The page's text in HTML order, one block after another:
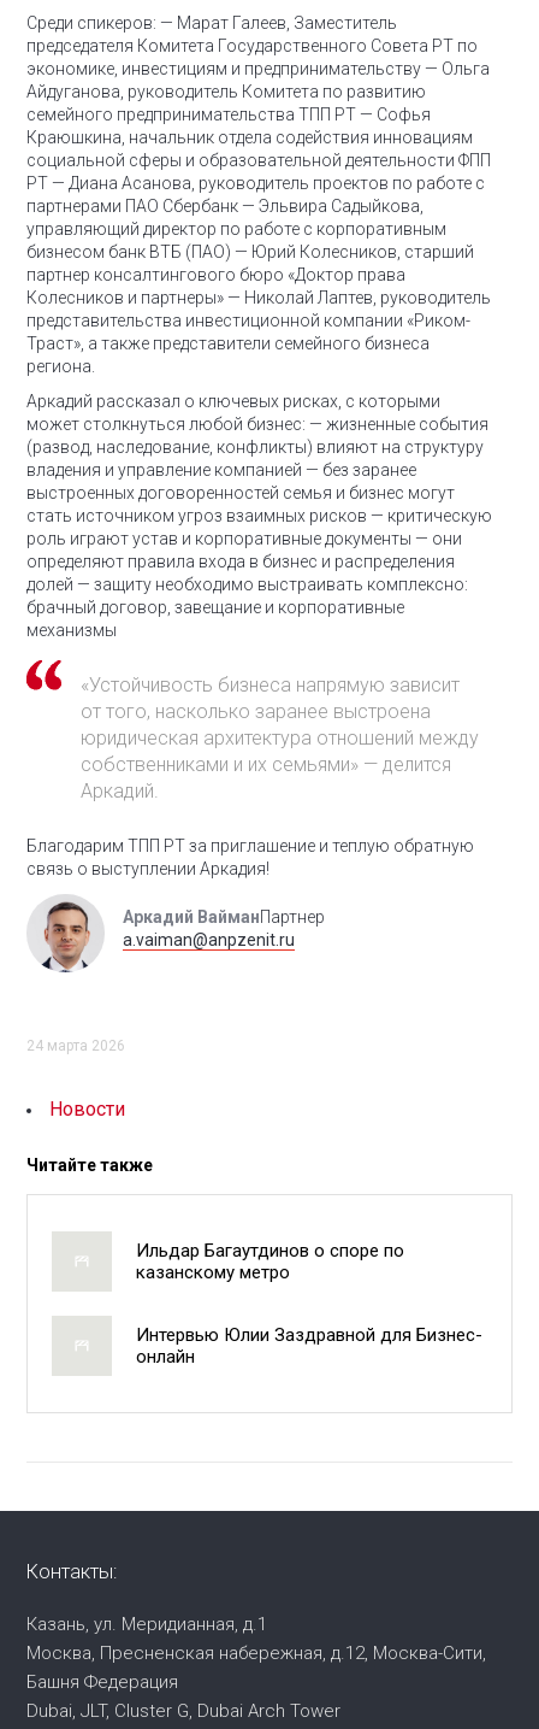
Среди спикеров: — Марат Галеев, Заместитель
председателя Комитета Государственного Совета РТ по
экономике, инвестициям и предпринимательству — Ольга
Айдуганова, руководитель Комитета по развитию
семейного предпринимательства ТПП РТ — Софья
Краюшкина, начальник отдела содействия инновациям
социальной сферы и образовательной деятельности ФПП
РТ — Диана Асанова, руководитель проектов по работе с
партнерами ПАО Сбербанк — Эльвира Садыйкова,
управляющий директор по работе с корпоративным
бизнесом банк ВТБ (ПАО) — Юрий Колесников, старший
партнер консалтингового бюро «Доктор права
Колесников и партнеры» — Николай Лаптев, руководитель
представительства инвестиционной компании «Риком-
Траст», а также представители семейного бизнеса
региона.
Аркадий рассказал о ключевых рисках, с которыми
может столкнуться любой бизнес: — жизненные события
(развод, наследование, конфликты) влияют на структуру
владения и управление компанией — без заранее
выстроенных договоренностей семья и бизнес могут
стать источником угроз взаимных рисков — критическую
роль играют устав и корпоративные документы — они
определяют правила входа в бизнес и распределения
долей — защиту необходимо выстраивать комплексно:
брачный договор, завещание и корпоративные
механизмы
«Устойчивость бизнеса напрямую зависит
от того, насколько заранее выстроена
юридическая архитектура отношений между
собственниками и их семьями» — делится
Аркадий.
Благодарим ТПП РТ за приглашение и теплую обратную
связь о выступлении Аркадия!
Аркадий ВайманПартнер
a.vaiman@anpzenit.ru
24 марта 2026
Новости
Читайте также
Ильдар Багаутдинов о споре по
казанскому метро
Интервью Юлии Заздравной для Бизнес-
онлайн
Контакты:
Казань, ул. Меридианная, д.1
Москва, Пресненская набережная, д.12, Москва-Сити,
Башня Федерация
Dubai, JLT, Cluster G, Dubai Arch Tower